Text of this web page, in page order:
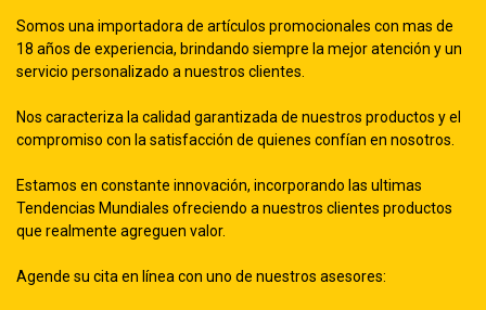
Somos una importadora de artículos promocionales con mas de
18 años de experiencia, brindando siempre la mejor atención y un
servicio personalizado a nuestros clientes.
Nos caracteriza la calidad garantizada de nuestros productos y el
compromiso con la satisfacción de quienes confían en nosotros.
Estamos en constante innovación, incorporando las ultimas
Tendencias Mundiales ofreciendo a nuestros clientes productos
que realmente agreguen valor.
Agende su cita en línea con uno de nuestros asesores: